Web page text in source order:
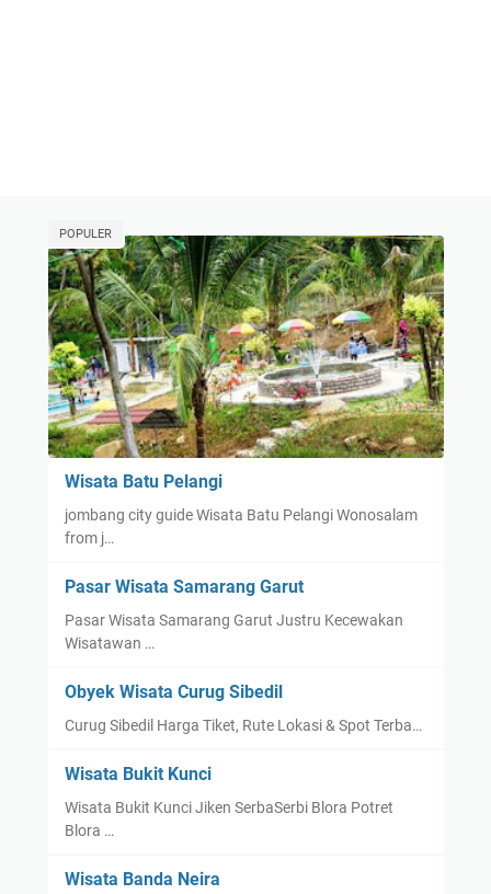
POPULER
Wisata Batu Pelangi
jombang city guide Wisata Batu Pelangi Wonosalam
from j…
Pasar Wisata Samarang Garut
Pasar Wisata Samarang Garut Justru Kecewakan
Wisatawan …
Obyek Wisata Curug Sibedil
Curug Sibedil Harga Tiket, Rute Lokasi & Spot Terba…
Wisata Bukit Kunci
Wisata Bukit Kunci Jiken SerbaSerbi Blora Potret
Blora …
Wisata Banda Neira